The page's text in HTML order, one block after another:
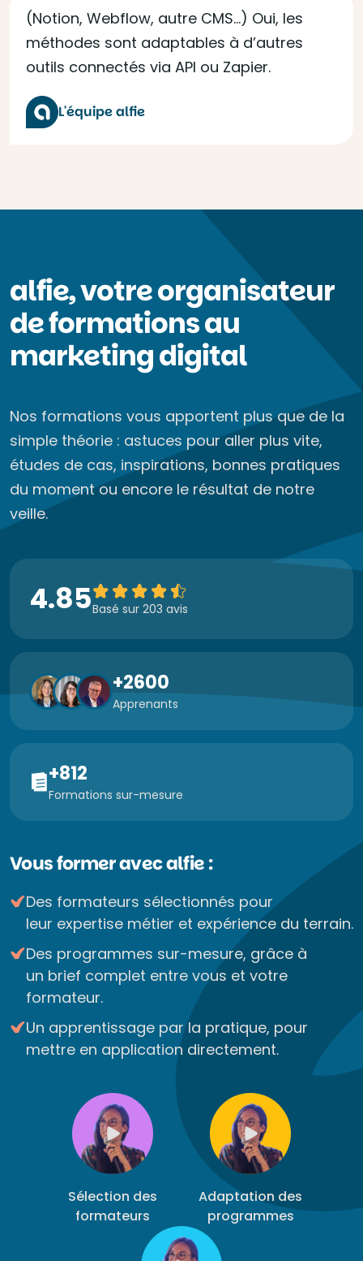
(Notion, Webflow, autre CMS…) Oui, les
méthodes sont adaptables à d’autres
outils connectés via API ou Zapier.
L'équipe alfie
alfie, votre organisateur
de formations au
marketing digital
Nos formations vous apportent plus que de la
simple théorie : astuces pour aller plus vite,
études de cas, inspirations, bonnes pratiques
du moment ou encore le résultat de notre
veille.
4.85Basé sur 203 avis
+2600
Apprenants
+812
Formations sur-mesure
Vous former avec alfie :
Des formateurs sélectionnés pour
leur expertise métier et expérience du terrain.
Des programmes sur-mesure, grâce à
un brief complet entre vous et votre
formateur.
Un apprentissage par la pratique, pour
mettre en application directement.
Sélection des
formateurs
Adaptation des
programmes